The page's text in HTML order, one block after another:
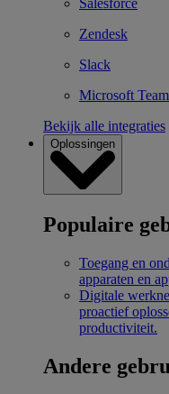
Salesforce
Zendesk
Slack
Microsoft
Bekijk alle integraties
Oplossingen
Populaire
Toegang en
apparaten en
Digitale
proactief
productiviteit.
Andere